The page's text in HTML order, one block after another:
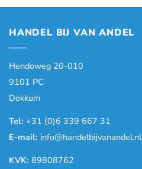
HANDEL BIJ VAN ANDEL
Hendoweg 20-010
9101 PC
Dokkum
Tel: +31 (0)6 339 667 31
E-mail: info@handelbijvanandel.nl
KVK: 89808762